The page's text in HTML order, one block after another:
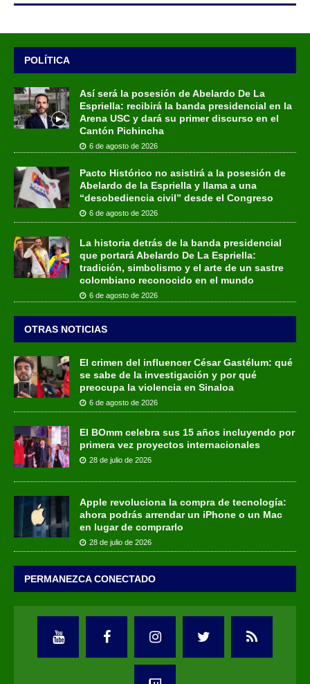
POLÍTICA
Así será la posesión de Abelardo De La
Espriella: recibirá la banda presidencial en la
Arena USC y dará su primer discurso en el
Cantón Pichincha
6 de agosto de 2026
Pacto Histórico no asistirá a la posesión de
Abelardo de la Espriella y llama a una
“desobediencia civil” desde el Congreso
6 de agosto de 2026
La historia detrás de la banda presidencial
que portará Abelardo De La Espriella:
tradición, simbolismo y el arte de un sastre
colombiano reconocido en el mundo
6 de agosto de 2026
OTRAS NOTICIAS
El crimen del influencer César Gastélum: qué
se sabe de la investigación y por qué
preocupa la violencia en Sinaloa
6 de agosto de 2026
El BOmm celebra sus 15 años incluyendo por
primera vez proyectos internacionales
28 de julio de 2026
Apple revoluciona la compra de tecnología:
ahora podrás arrendar un iPhone o un Mac
en lugar de comprarlo
28 de julio de 2026
PERMANEZCA CONECTADO